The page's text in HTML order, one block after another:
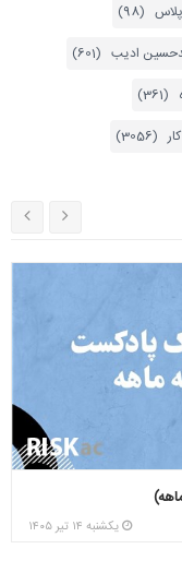
(98)
ادیب (601)
يکشنبه ۱۴ تير ۱۴۰۵